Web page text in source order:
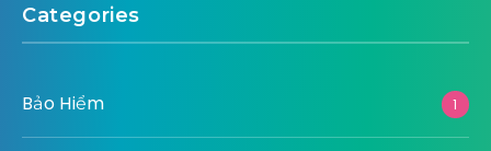
Categories
Bảo Hiểm 1